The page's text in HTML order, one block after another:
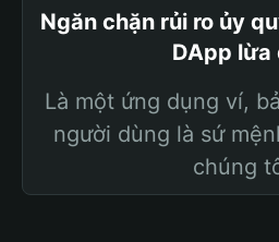
Ngăn chặn rủi ro ủy
DApp lừa
Là một ứng dụng ví,
người dùng là sứ
chúng